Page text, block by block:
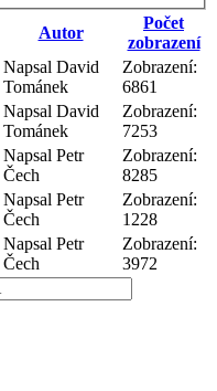
Autor
Počet
zobrazení
Napsal David
Tománek
Zobrazení:
6861
Napsal David
Tománek
Zobrazení:
7253
Napsal Petr
Čech
Zobrazení:
8285
Napsal Petr
Čech
Zobrazení:
1228
Napsal Petr
Čech
Zobrazení:
3972